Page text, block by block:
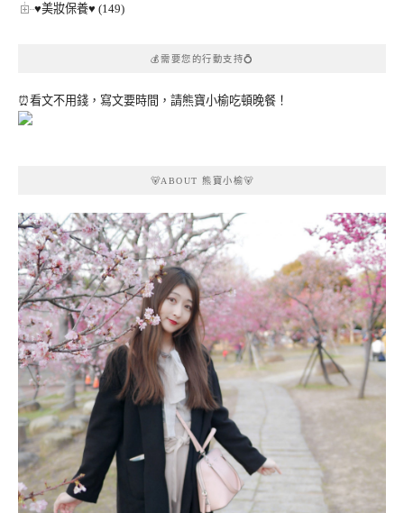
♥美妝保養♥ (149)
💰需要您的行動支持💍
⏰看文不用錢，寫文要時間，請熊寶小榆吃頓晚餐！
🐻ABOUT 熊寶小榆🐻